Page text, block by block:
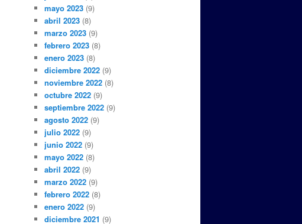
mayo 2023 (9)
abril 2023 (8)
marzo 2023 (9)
febrero 2023 (8)
enero 2023 (8)
diciembre 2022 (9)
noviembre 2022 (8)
octubre 2022 (9)
septiembre 2022 (9)
agosto 2022 (9)
julio 2022 (9)
junio 2022 (9)
mayo 2022 (8)
abril 2022 (9)
marzo 2022 (9)
febrero 2022 (8)
enero 2022 (9)
diciembre 2021 (9)